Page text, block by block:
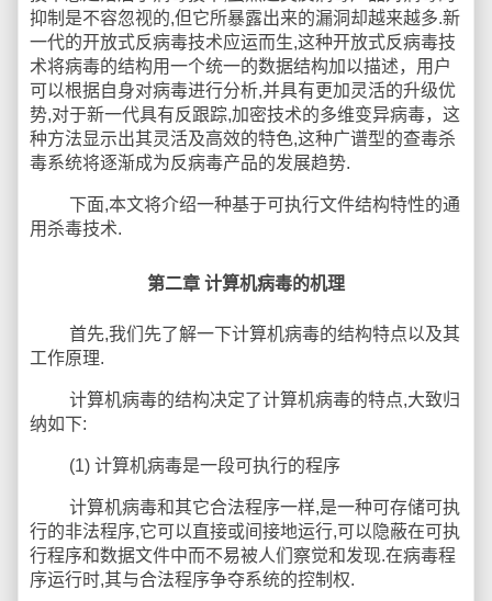
抑制是不容忽视的,但它所暴露出来的漏洞却越来越多.新
一代的开放式反病毒技术应运而生,这种开放式反病毒技
术将病毒的结构用一个统一的数据结构加以描述，用户
可以根据自身对病毒进行分析,并具有更加灵活的升级优
势,对于新一代具有反跟踪,加密技术的多维变异病毒，这
种方法显示出其灵活及高效的特色,这种广谱型的查毒杀
毒系统将逐渐成为反病毒产品的发展趋势.
下面,本文将介绍一种基于可执行文件结构特性的通
用杀毒技术.
第二章 计算机病毒的机理
首先,我们先了解一下计算机病毒的结构特点以及其
工作原理.
计算机病毒的结构决定了计算机病毒的特点,大致归
纳如下:
(1) 计算机病毒是一段可执行的程序
计算机病毒和其它合法程序一样,是一种可存储可执
行的非法程序,它可以直接或间接地运行,可以隐蔽在可执
行程序和数据文件中而不易被人们察觉和发现.在病毒程
序运行时,其与合法程序争夺系统的控制权.